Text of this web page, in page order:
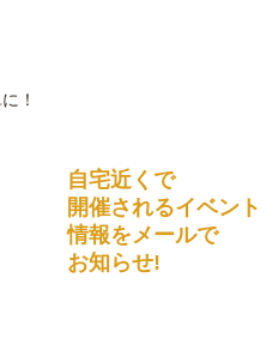
自宅近くで
開催されるイベント
情報をメールで
お知らせ!